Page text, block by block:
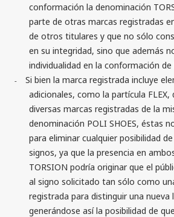
conformación la denominación
parte de otras marcas registradas
de otros titulares y que no sólo
en su integridad, sino que además
individualidad en la conformación
-
Si bien la marca registrada incluye
adicionales, como la partícula
diversas marcas registradas de la
denominación POLI SHOES, éstas
para eliminar cualquier posibilidad
signos, ya que la presencia en
TORSION podría originar que el
al signo solicitado tan sólo como
registrada para distinguir una nueva
generándose así la posibilidad de